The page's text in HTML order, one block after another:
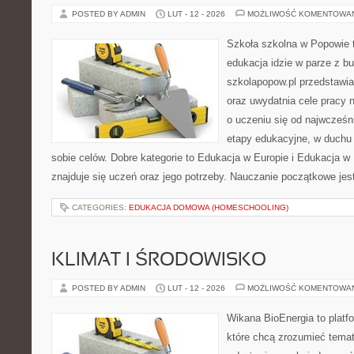
POSTED BY ADMIN LUT - 12 - 2026 MOŻLIWOŚĆ
Szkoła szkolna w
edukacja idzie w parze z
szkolapopow.pl
oraz uwydatnia cele pracy
o uczeniu się od
etapy edukacyjne, w
sobie celów. Dobre kategorie to Edukacja w Europie i Edukacja w
znajduje się uczeń oraz jego potrzeby. Nauczanie początkowe
CATEGORIES: EDUKACJA DOMOWA (HOMESCHOOLING)
KLIMAT I ŚRODOWISKO
POSTED BY ADMIN LUT - 12 - 2026 MOŻLIWOŚĆ
Wikana BioEnergia to
które chcą zrozumieć